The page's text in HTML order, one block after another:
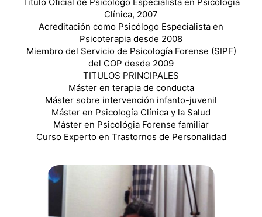
Clínica, 2007
Acreditación como Psicólogo Especialista en
Psicoterapia desde 2008
Miembro del Servicio de Psicología Forense (SIPF)
del COP desde 2009
TITULOS PRINCIPALES
Máster en terapia de conducta
Máster sobre intervención infanto-juvenil
Máster en Psicología Clínica y la Salud
Máster en Psicológia Forense familiar
Curso Experto en Trastornos de Personalidad